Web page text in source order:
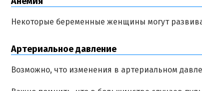
Некоторые беременные женщины могут
Артериальное давление
Возможно, что изменения в артериальном